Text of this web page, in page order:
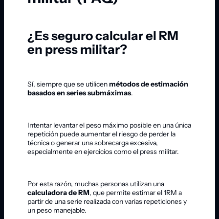
¿Es seguro calcular el RM
en press militar?
Sí, siempre que se utilicenmétodos de estimación
basados en series submáximas.
Intentar levantar el peso máximo posible en una única
repetición puede aumentar el riesgo de perder la
técnica o generar una sobrecarga excesiva,
especialmente en ejercicios como el press militar.
Por esta razón, muchas personas utilizan una
calculadora de RM, que permite estimar el 1RM a
partir de una serie realizada con varias repeticiones y
un peso manejable.